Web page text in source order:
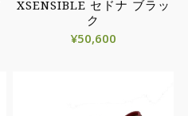
XSENSIBLE セドナ ブラッ
ク
¥50,600